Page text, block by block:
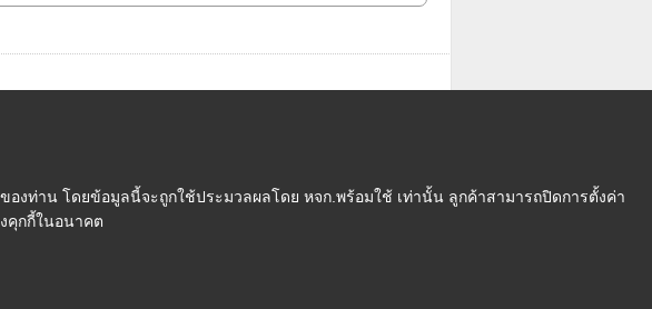
งท่าน โดยข้อมูลนี้จะถูกใช้ประมวลผลโดย หจก.พร้อมใช้ เท่านั้น ลูกค้าสามารถปิดการตั้งค่า
คุกกี้ในอนาคต